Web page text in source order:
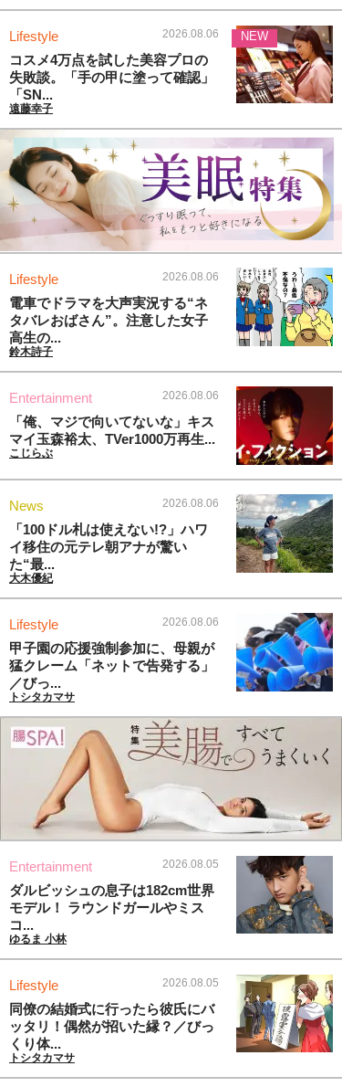
Lifestyle 2026.08.06
コスメ4万点を試した美容プロの
失敗談。「手の甲に塗って確認」
「SN...
遠藤幸子
NEW
Lifestyle 2026.08.06
電車でドラマを大声実況する“ネ
タバレおばさん”。注意した女子
高生の...
鈴木詩子
Entertainment 2026.08.06
「俺、マジで向いてないな」キス
マイ玉森裕太、TVer1000万再生...
こじらぶ
News 2026.08.06
「100ドル札は使えない!?」ハワ
イ移住の元テレ朝アナが驚い
た“最...
大木優紀
Lifestyle 2026.08.06
甲子園の応援強制参加に、母親が
猛クレーム「ネットで告発する」
／びっ...
トシタカマサ
Entertainment 2026.08.05
ダルビッシュの息子は182cm世界
モデル！ ラウンドガールやミス
コ...
ゆるま 小林
Lifestyle 2026.08.05
同僚の結婚式に行ったら彼氏にバ
ッタリ！偶然が招いた縁？／びっ
くり体...
トシタカマサ